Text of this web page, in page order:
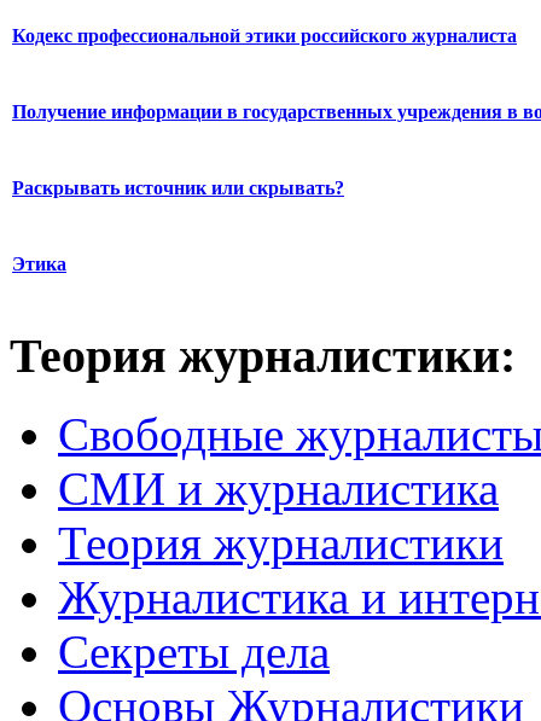
Кодекс профессиональной этики российского журналиста
Получение информации в государственных учреждения в
Раскрывать источник или скрывать?
Этика
Теория журналистики:
Свободные
СМИ и журналистика
Теория журналистики
Журналистика и
Секреты дела
Основы Журналистики